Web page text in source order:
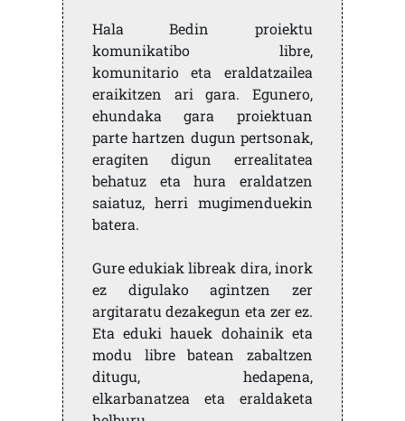
Hala Bedin proiektu
komunikatibo libre,
komunitario eta eraldatzailea
eraikitzen ari gara. Egunero,
ehundaka gara proiektuan
parte hartzen dugun pertsonak,
eragiten digun errealitatea
behatuz eta hura eraldatzen
saiatuz, herri mugimenduekin
batera.
Gure edukiak libreak dira, inork
ez digulako agintzen zer
argitaratu dezakegun eta zer ez.
Eta eduki hauek dohainik eta
modu libre batean zabaltzen
ditugu, hedapena,
elkarbanatzea eta eraldaketa